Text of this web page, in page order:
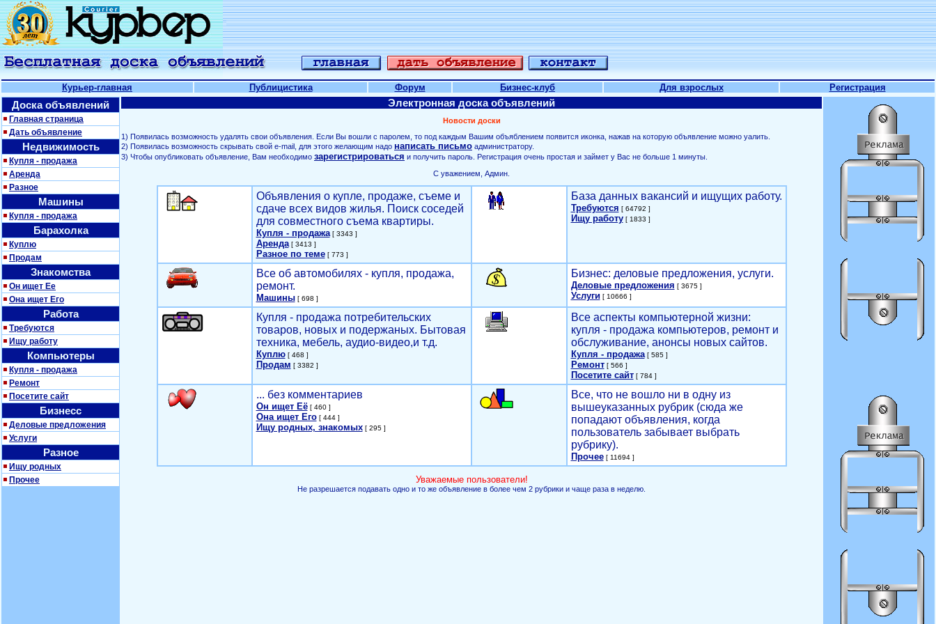
Курьер-главная Публицистика Форум Бизнес-клуб Для взрослых Регистрация
Доска объявлений
Главная страница
Дать объявление
Недвижимость
Купля - продажа
Аренда
Разное
Машины
Купля - продажа
Барахолка
Куплю
Продам
Знакомства
Он ищет Ее
Она ищет Его
Работа
Требуются
Ищу работу
Компьютеры
Купля - продажа
Ремонт
Посетите сайт
Бизнесс
Деловые предложения
Услуги
Разное
Ищу родных
Прочее
Электронная доска объявлений
Новости доски
1) Появилась возможность удалять свои объявления. Если Вы вошли с паролем, то под каждым Вашим объяблением появится иконка, нажав на которую объявление можно уалить.
2) Появилась возможность скрывать свой е-mail, для этого желающим надо написать письмо администратору.
3) Чтобы опубликовать объявление, Вам необходимо зарегистрироваться и получить пароль. Регистрация очень простая и займет у Вас не больше 1 минуты.
С уважением, Админ.
Объявления о купле, продаже, съеме и
сдаче всех видов жилья. Поиск соседей
для совместного съема квартиры.
Купля - продажа[ 3343 ]
Аренда[ 3413 ]
Разное по теме[ 773 ]
База данных вакансий и ищущих работу.
Требуются [ 64792 ]
Ищу работу[ 1833 ]
Все об автомобилях - купля, продажа,
ремонт.
Машины[ 698 ]
Бизнес: деловые предложения, услуги.
Деловые предложения [ 3675 ]
Услуги[ 10666 ]
Купля - продажа потребительских
товаров, новых и подержаных. Бытовая
техника, мебель, аудио-видео,и т.д.
Куплю[ 468 ]
Продам [ 3382 ]
Все аспекты компьютерной жизни:
купля - продажа компьютеров, ремонт и
обслуживание, анонсы новых сайтов.
Купля - продажа[ 585 ]
Ремонт[ 566 ]
Посетите сайт[ 784 ]
... без комментариев
Он ищет Её[ 460 ]
Она ищет Его[ 444 ]
Ищу родных, знакомых[ 295 ]
Все, что не вошло ни в одну из
вышеуказанных рубрик (сюда же
попадают объявления, когда
пользователь забывает выбрать
рубрику).
Прочее[ 11694 ]
Уважаемые пользователи!
Не разрешается подавать одно и то же объявление в более чем 2 рубрики и чаще раза в неделю.